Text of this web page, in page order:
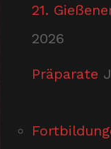
21.
2026
Präparate